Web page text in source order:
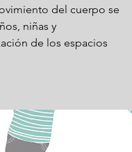
del cuerpo se
niñas y
de los espacios